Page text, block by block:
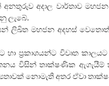
අදාල වාර්තාව
ලැබේ.
ලිඛිත මහජන අදහස් වෙතොත්
ප්‍රකාශයන්ට විවෘත කාලයට
විසින් තාක්ෂණික ඇගැයීම්
නොමැති අතර ඒවා